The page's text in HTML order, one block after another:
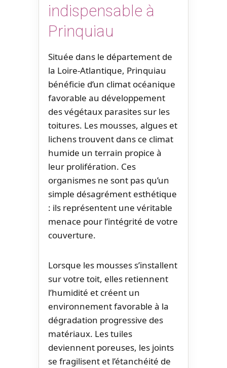
indispensable à
Prinquiau
Située dans le département de
la Loire-Atlantique, Prinquiau
bénéficie d’un climat océanique
favorable au développement
des végétaux parasites sur les
toitures. Les mousses, algues et
lichens trouvent dans ce climat
humide un terrain propice à
leur prolifération. Ces
organismes ne sont pas qu’un
simple désagrément esthétique
: ils représentent une véritable
menace pour l’intégrité de votre
couverture.
Lorsque les mousses s’installent
sur votre toit, elles retiennent
l’humidité et créent un
environnement favorable à la
dégradation progressive des
matériaux. Les tuiles
deviennent poreuses, les joints
se fragilisent et l’étanchéité de